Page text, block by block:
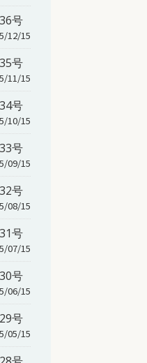
号
12/15
号
11/15
号
10/15
号
09/15
号
08/15
号
07/15
号
06/15
号
05/15